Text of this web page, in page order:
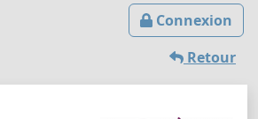
Connexion
Retour